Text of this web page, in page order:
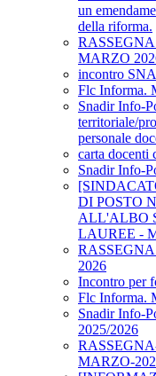
un
della riforma.
MARZO
incontro
Flc Informa.
Snadir Info-
territoriale/
personale
carta docenti
Snadir Info-
DI POSTO
ALL'ALBO
LAUREE -
2026
Incontro per
Flc Informa.
Snadir Info-
2025/2026
MARZO-